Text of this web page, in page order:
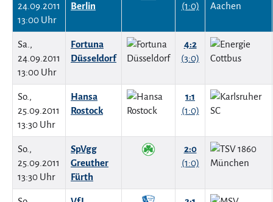
24.09.2011
13:00 Uhr
Berlin
(1:0)
Sa.,
24.09.2011
13:00 Uhr
Fortuna
Düsseldorf
4:2
(3:0)
So.,
25.09.2011
13:30 Uhr
Hansa
Rostock
1:1
(1:0)
So.,
25.09.2011
13:30 Uhr
SpVgg
Greuther
Fürth
2:0
(1:0)